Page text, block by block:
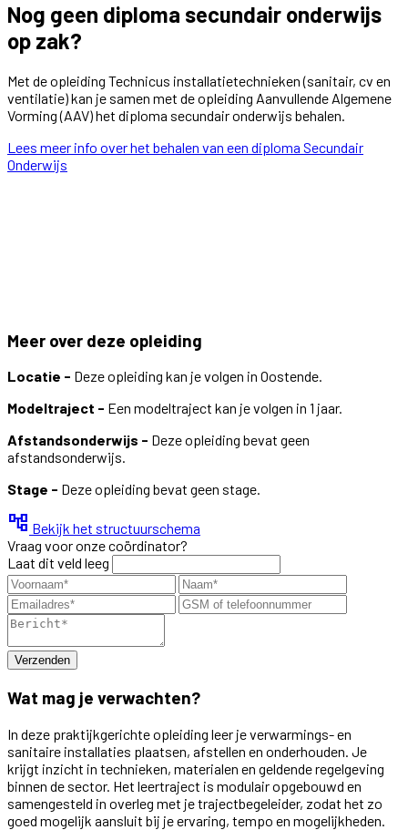
Nog geen diploma secundair onderwijs
op zak?
Met de opleiding Technicus installatietechnieken (sanitair, cv en
ventilatie) kan je samen met de opleiding Aanvullende Algemene
Vorming (AAV) het diploma secundair onderwijs behalen.
Lees meer info over het behalen van een diploma Secundair
Onderwijs
Meer over deze opleiding
Locatie - Deze opleiding kan je volgen in Oostende.
Modeltraject - Een modeltraject kan je volgen in 1 jaar.
Afstandsonderwijs - Deze opleiding bevat geen
afstandsonderwijs.
Stage - Deze opleiding bevat geen stage.
account_tree Bekijk het structuurschema
Vraag voor onze coördinator?
Laat dit veld leeg
Verzenden
Wat mag je verwachten?
In deze praktijkgerichte opleiding leer je verwarmings- en
sanitaire installaties plaatsen, afstellen en onderhouden. Je
krijgt inzicht in technieken, materialen en geldende regelgeving
binnen de sector. Het leertraject is modulair opgebouwd en
samengesteld in overleg met je trajectbegeleider, zodat het zo
goed mogelijk aansluit bij je ervaring, tempo en mogelijkheden.